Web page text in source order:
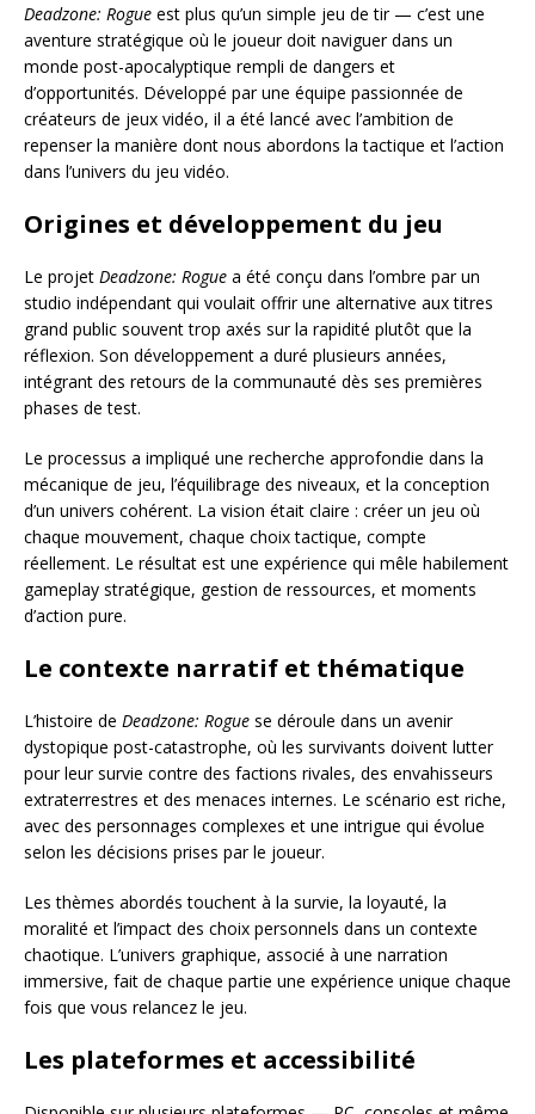
Deadzone: Rogue est plus qu’un simple jeu de tir — c’est une
aventure stratégique où le joueur doit naviguer dans un
monde post-apocalyptique rempli de dangers et
d’opportunités. Développé par une équipe passionnée de
créateurs de jeux vidéo, il a été lancé avec l’ambition de
repenser la manière dont nous abordons la tactique et l’action
dans l’univers du jeu vidéo.
Origines et développement du jeu
Le projet Deadzone: Rogue a été conçu dans l’ombre par un
studio indépendant qui voulait offrir une alternative aux titres
grand public souvent trop axés sur la rapidité plutôt que la
réflexion. Son développement a duré plusieurs années,
intégrant des retours de la communauté dès ses premières
phases de test.
Le processus a impliqué une recherche approfondie dans la
mécanique de jeu, l’équilibrage des niveaux, et la conception
d’un univers cohérent. La vision était claire : créer un jeu où
chaque mouvement, chaque choix tactique, compte
réellement. Le résultat est une expérience qui mêle habilement
gameplay stratégique, gestion de ressources, et moments
d’action pure.
Le contexte narratif et thématique
L’histoire de Deadzone: Rogue se déroule dans un avenir
dystopique post-catastrophe, où les survivants doivent lutter
pour leur survie contre des factions rivales, des envahisseurs
extraterrestres et des menaces internes. Le scénario est riche,
avec des personnages complexes et une intrigue qui évolue
selon les décisions prises par le joueur.
Les thèmes abordés touchent à la survie, la loyauté, la
moralité et l’impact des choix personnels dans un contexte
chaotique. L’univers graphique, associé à une narration
immersive, fait de chaque partie une expérience unique chaque
fois que vous relancez le jeu.
Les plateformes et accessibilité